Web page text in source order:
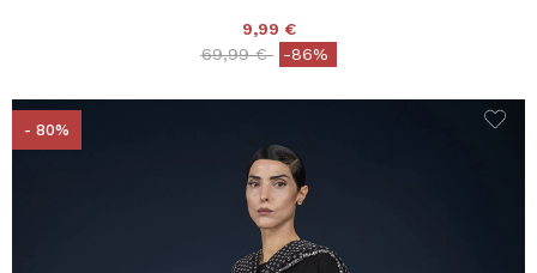
9,99 €
Price reduced from
69,99 €to-86%
- 80%